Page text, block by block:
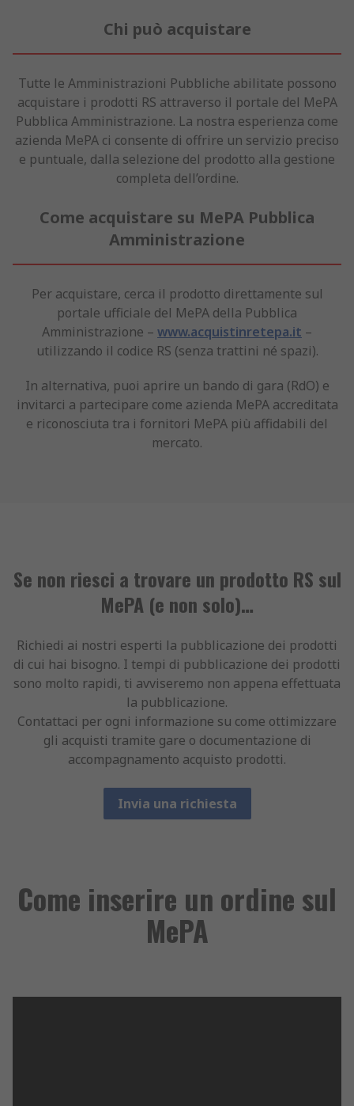
Chi può acquistare
Tutte le Amministrazioni Pubbliche abilitate possono
acquistare i prodotti RS attraverso il portale del MePA
Pubblica Amministrazione. La nostra esperienza come
azienda MePA ci consente di offrire un servizio preciso
e puntuale, dalla selezione del prodotto alla gestione
completa dell’ordine.
Come acquistare su MePA Pubblica
Amministrazione
Per acquistare, cerca il prodotto direttamente sul
portale ufficiale del MePA della Pubblica
Amministrazione – www.acquistinretepa.it –
utilizzando il codice RS (senza trattini né spazi).
In alternativa, puoi aprire un bando di gara (RdO) e
invitarci a partecipare come azienda MePA accreditata
e riconosciuta tra i fornitori MePA più affidabili del
mercato.
Se non riesci a trovare un prodotto RS sul
MePA (e non solo)…
Richiedi ai nostri esperti la pubblicazione dei prodotti
di cui hai bisogno. I tempi di pubblicazione dei prodotti
sono molto rapidi, ti avviseremo non appena effettuata
la pubblicazione.
Contattaci per ogni informazione su come ottimizzare
gli acquisti tramite gare o documentazione di
accompagnamento acquisto prodotti.
Invia una richiesta
Come inserire un ordine sul
MePA